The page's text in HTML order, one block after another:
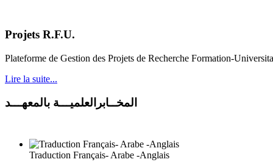
Traduction Français- Arabe -Anglais
Projets R.F.U.
Plateforme de Gestion des Projets de Recherche Formation-
Lire la suite...
المخــابرالعلميـــة بالمعهـــد